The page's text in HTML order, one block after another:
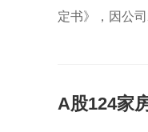
定书》，因公
A股124家